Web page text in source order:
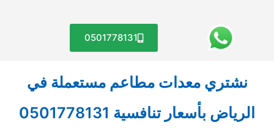
0501778131
نشتري معدات مطاعم مستعملة في
الرياض بأسعار تنافسية 0501778131